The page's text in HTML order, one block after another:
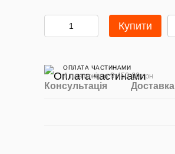
Купити
ОПЛАТА ЧАСТИНАМИ
4 платежі по 9 450.00 грн
Консультація Доставка